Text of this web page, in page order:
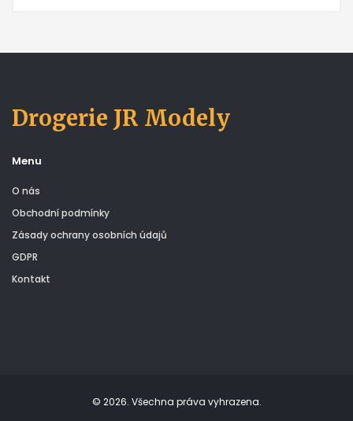
Drogerie JR Modely
Menu
O nás
Obchodní podmínky
Zásady ochrany osobních údajů
GDPR
Kontakt
© 2026. Všechna práva vyhrazena.